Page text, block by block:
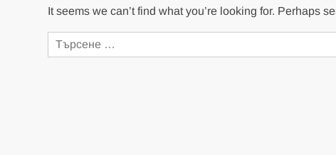
It seems we can’t find what you’re looking for. Perhaps